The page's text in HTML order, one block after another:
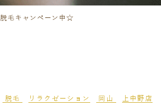
脱毛キャンペーン中☆
脱毛 リラクゼーション 岡山 上中野店